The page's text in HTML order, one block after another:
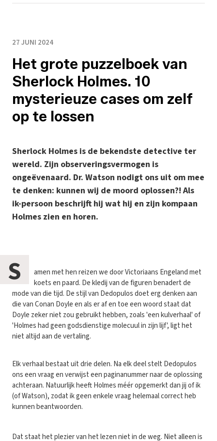
27 JUNI 2024
Het grote puzzelboek van
Sherlock Holmes. 10
mysterieuze cases om zelf
op te lossen
Sherlock Holmes is de bekendste detective ter
wereld. Zijn observeringsvermogen is
ongeëvenaard. Dr. Watson nodigt ons uit om mee
te denken: kunnen wij de moord oplossen?! Als
ik-persoon beschrijft hij wat hij en zijn kompaan
Holmes zien en horen.
S
amen met hen reizen we door Victoriaans Engeland met
koets en paard. De kledij van de figuren benadert de
mode van die tijd. De stijl van Dedopulos doet erg denken aan
die van Conan Doyle en als er af en toe een woord staat dat
Doyle zeker niet zou gebruikt hebben, zoals 'een kulverhaal' of
'Holmes had geen godsdienstige molecuul in zijn lijf', ligt het
niet altijd aan de vertaling.
Elk verhaal bestaat uit drie delen. Na elk deel stelt Dedopulos
ons een vraag en verwijst een paginanummer naar de oplossing
achteraan. Natuurlijk heeft Holmes méér opgemerkt dan jij of ik
(of Watson), zodat ik geen enkele vraag helemaal correct heb
kunnen beantwoorden.
Dat staat het plezier van het lezen niet in de weg. Niet alleen is